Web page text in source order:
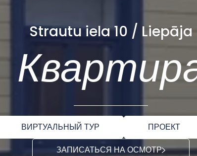
Strautu iela 10 / Liepāja
ВИРТУАЛЬНЫЙ ТУР ПРОЕКТ
ЗАПИСАТЬСЯ НА ОСМОТР